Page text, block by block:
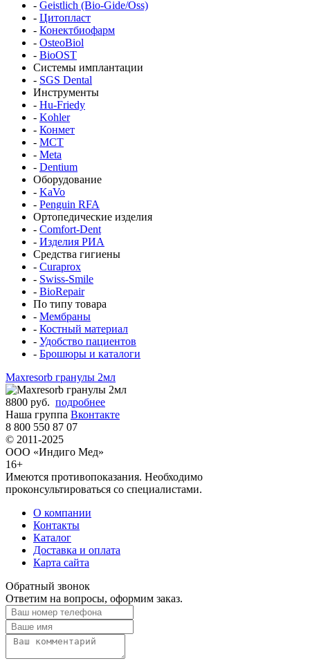
- Geistlich (Bio-Gide/Oss)
- Цитопласт
- Конектбиофарм
- OsteoBiol
- BioOST
Системы имплантации
- SGS Dental
Инструменты
- Hu-Friedy
- Kohler
- Конмет
- MCT
- Meta
- Dentium
Оборудование
- KaVo
- Penguin RFA
Ортопедические изделия
- Comfort-Dent
- Изделия РИА
Средства гигиены
- Curaprox
- Swiss-Smile
- BioRepair
По типу товара
- Мембраны
- Костный материал
- Удобство пациентов
- Брошюры и каталоги
Maxresorb гранулы 2мл
8800 руб. подробнее
Наша группа Вконтакте
8 800 550 87 07
© 2011-2025
ООО «Индиго Мед»
16+
Имеются противопоказания. Необходимо
проконсультироваться со специалистами.
О компании
Контакты
Каталог
Доставка и оплата
Карта сайта
Обратный звонок
Ответим на вопросы, оформим заказ.